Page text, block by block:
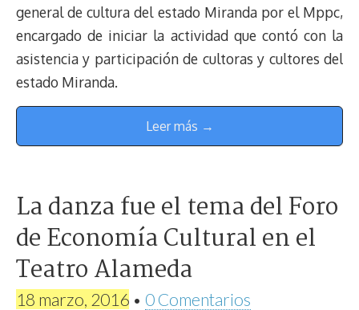
general de cultura del estado Miranda por el Mppc,
encargado de iniciar la actividad que contó con la
asistencia y participación de cultoras y cultores del
estado Miranda.
Leer más →
La danza fue el tema del Foro
de Economía Cultural en el
Teatro Alameda
18 marzo, 2016 • 0 Comentarios